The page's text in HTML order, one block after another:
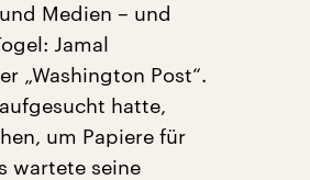
Medien – und
Jamal
„Washington Post“.
hatte,
um Papiere für
wartete seine